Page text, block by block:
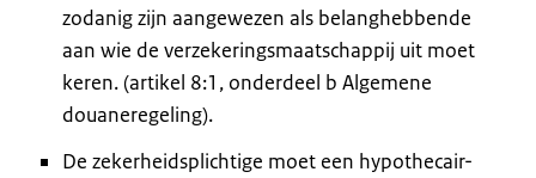
zodanig zijn aangewezen als belanghebbende
aan wie de verzekeringsmaatschappij uit moet
keren. (artikel 8:1, onderdeel b Algemene
douaneregeling).
De zekerheidsplichtige moet een hypothecair-